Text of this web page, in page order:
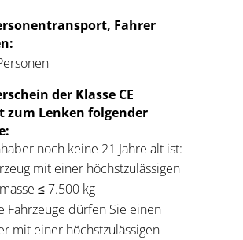
Fahrer
der Klasse CE
zum Lenken folgender
noch keine 21 Jahre alt ist:
mit einer höchstzulässigen
≤ 7.500 kg
Fahrzeuge dürfen Sie einen
mit einer höchstzulässigen